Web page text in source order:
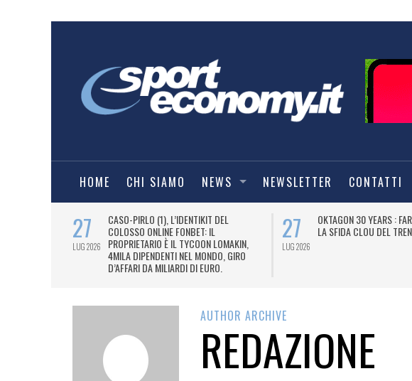
HOME CHI SIAMO NEWS NEWSLETTER CONTATTI
27
LUG 2026
CASO-PIRLO (1), L’IDENTIKIT DEL
COLOSSO ONLINE FONBET: IL
PROPRIETARIO È IL TYCOON LOMAKIN,
4MILA DIPENDENTI NEL MONDO, GIRO
D’AFFARI DA MILIARDI DI EURO.
27
LUG 2026
OKTAGON 30 YEARS :
LA SFIDA CLOU DEL
AUTHOR ARCHIVE
REDAZIONE